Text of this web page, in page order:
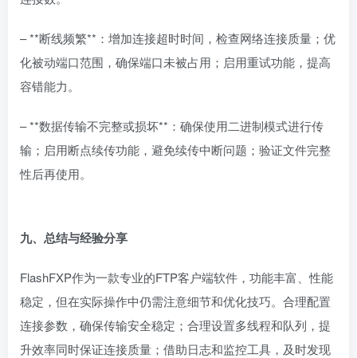
– **断线频繁**：增加连接超时时间，检查网络连接质量；优
化被动端口范围，确保端口未被占用；启用重试功能，提高
容错能力。
– **数据传输不完整或损坏**：确保使用二进制模式进行传
输；启用断点续传功能，避免续传中断问题；验证文件完整
性后再使用。
九、总结与经验分享
FlashFXP作为一款专业的FTP客户端软件，功能丰富、性能
稳定，但在实际操作中仍需注意细节和优化技巧。合理配置
连接参数，确保传输安全稳定；合理设置多线程和队列，提
升效率同时保证连接质量；借助日志和监控工具，及时发现